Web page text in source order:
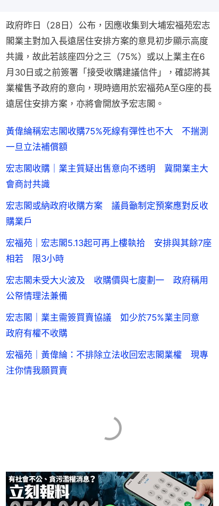
政府昨日（28日）公布，因應收集到大埔宏福苑宏志
閣業主對加入長遠居住安排方案的意見初步顯示高度
共識，故此若該座四分之三（75%）或以上業主在6
月30日或之前簽署「接受收購建議信件」，確認將其
業權售予政府的意向，現時適用於宏福苑A至G座的長
遠居住安排方案，亦將會開放予宏志閣。
黃偉綸稱宏志閣收購75%死線有彈性也不大 不揣測
一旦立法補償額
宏志閣收購｜業主質疑出售意向不透明 冀開業主大
會商討共識
宏志閣或納政府收購方案 議員籲制定預案應對反收
購業戶
宏福苑｜宏志閣5.13起可再上樓執拾 安排與其餘7座
相若 限3小時
宏志閣未受大火波及 收購價與七廈劃一 政府稱用
公帑情理法兼備
宏志閣｜業主需簽買賣協議 如少於75%業主同意
政府有權不收購
宏福苑｜黃偉綸：不排除立法收回宏志閣業權 現專
注你情我願買賣